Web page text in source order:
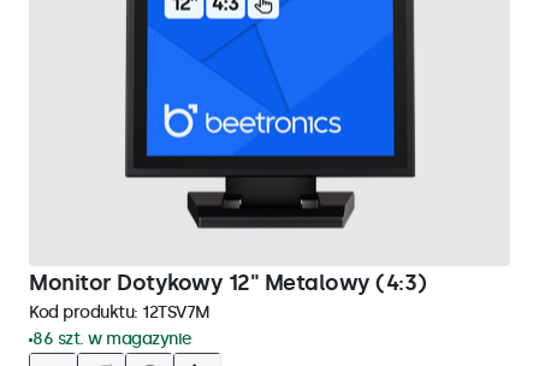
Monitor Dotykowy 12" Metalowy (4:3)
Kod produktu: 12TSV7M
86 szt. w magazynie